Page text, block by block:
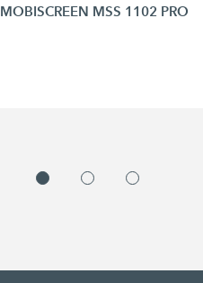
MOBISCREEN MSS 1102 PRO